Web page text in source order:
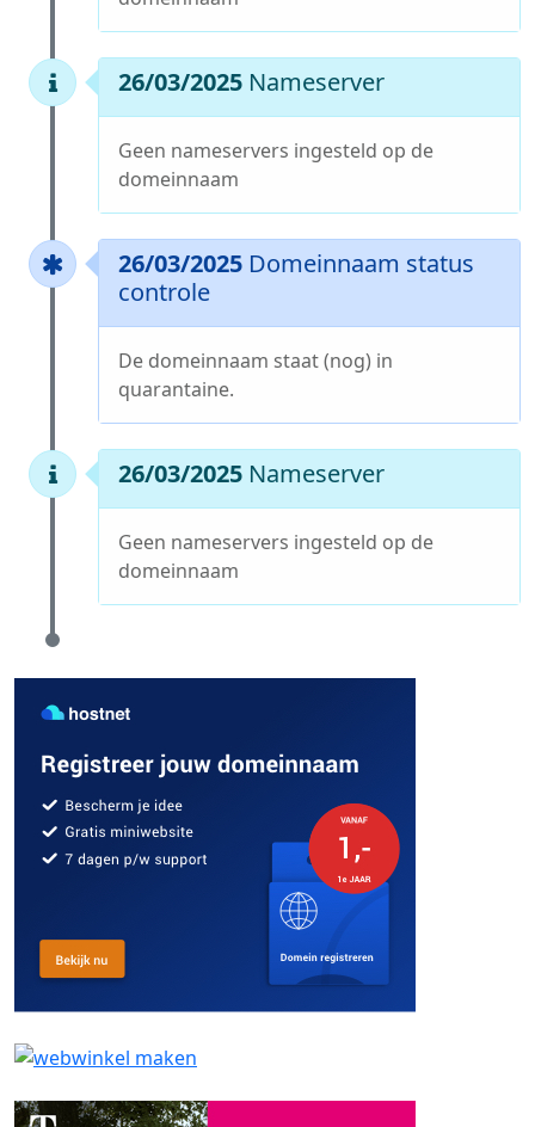
26/03/2025 Nameserver
Geen nameservers ingesteld op de
domeinnaam
26/03/2025 Domeinnaam status
controle
De domeinnaam staat (nog) in
quarantaine.
26/03/2025 Nameserver
Geen nameservers ingesteld op de
domeinnaam